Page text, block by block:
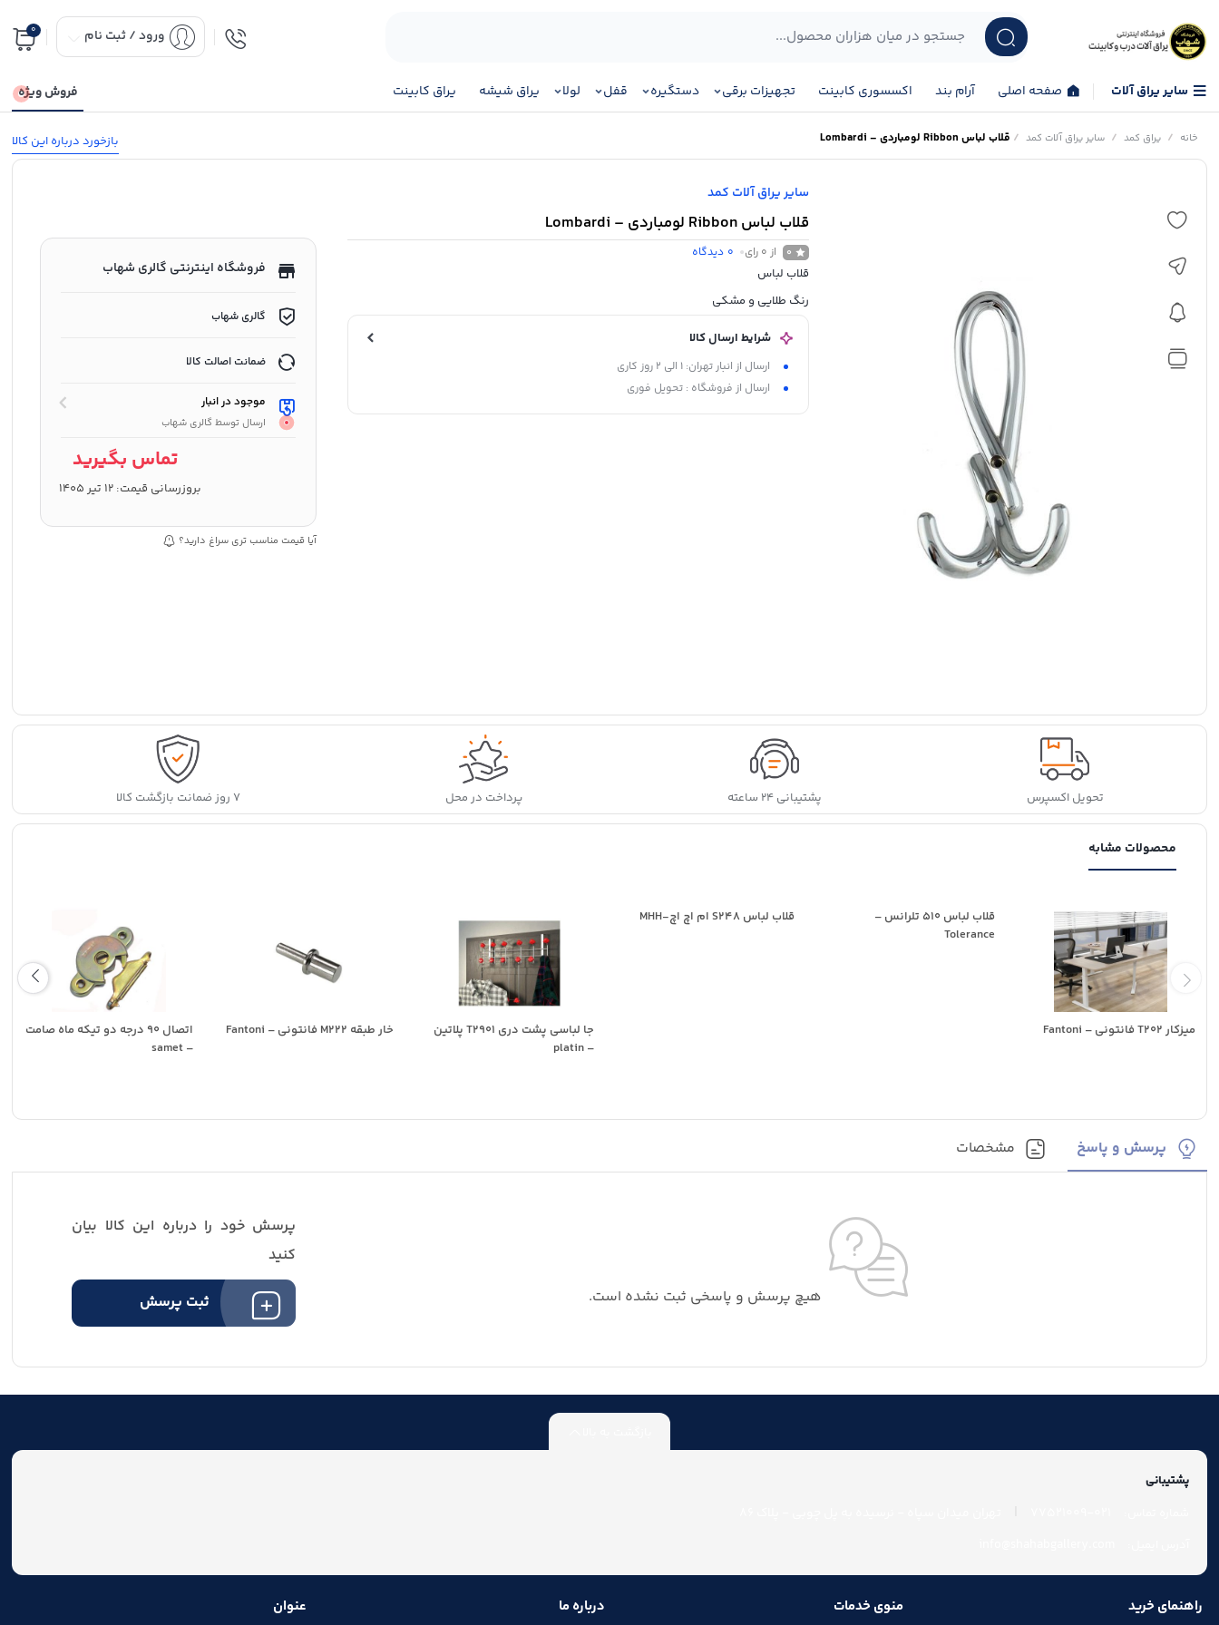
ورود / ثبت نام 0
سایر یراق آلات صفحه اصلی آرام بند اکسسوری کابینت تجهیزات برقی دستگیره قفل لولا یراق شیشه یراق کابینت فروش ویژه
بازخورد درباره این کالا خانه / یراق کمد / سایر یراق آلات کمد / قلاب لباس Ribbon لومباردی – Lombardi
سایر یراق آلات کمد
قلاب لباس Ribbon لومباردی – Lombardi
0 از 0 رای 0 دیدگاه
قلاب لباس
رنگ طلایی و مشکی
شرایط ارسال کالا
ارسال از انبار تهران: 1 الی 2 روز کاری
ارسال از فروشگاه : تحویل فوری
فروشگاه اینترنتی گالری شهاب
گالری شهاب
ضمانت اصالت کالا
موجود در انبار
ارسال توسط گالری شهاب
تماس بگیرید
بروزرسانی قیمت: 12 تیر 1405
آیا قیمت مناسب تری سراغ دارید؟
تحویل اکسپرس پشتیبانی ۲۴ ساعته پرداخت در محل ۷ روز ضمانت بازگشت کالا
محصولات مشابه
میزکار T202 فانتونی – Fantoni
قلاب لباس 510 تلرانس –
Tolerance
قلاب لباس S248 ام اچ اچ-MHH
جا لباسی پشت دری T2901 پلاتین
– platin
خار طبقه M222 فانتونی – Fantoni
اتصال 90 درجه دو تیکه ماه صامت
– samet
پرسش و پاسخ مشخصات
هیچ پرسش و پاسخی ثبت نشده است.
پرسش خود را درباره این کالا بیان
کنید
ثبت پرسش
پشتیبانی
راهنمای خرید منوی خدمات درباره ما عنوان